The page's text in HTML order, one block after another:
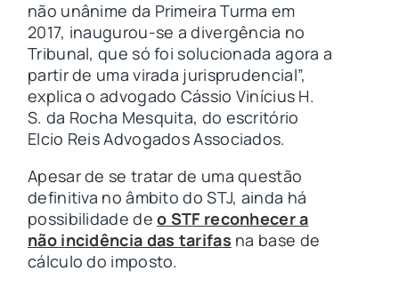
não unânime da Primeira Turma em
2017, inaugurou-se a divergência no
Tribunal, que só foi solucionada agora a
partir de uma virada jurisprudencial”,
explica o advogado Cássio Vinícius H.
S. da Rocha Mesquita, do escritório
Elcio Reis Advogados Associados.
Apesar de se tratar de uma questão
definitiva no âmbito do STJ, ainda há
possibilidade deo STF reconhecer a
não incidência das tarifas na base de
cálculo do imposto.